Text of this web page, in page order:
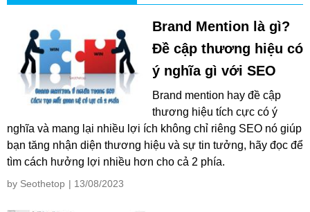
Brand Mention là gì?
Đề cập thương hiệu có
ý nghĩa gì với SEO
Brand mention hay đề cập
thương hiệu tích cực có ý
nghĩa và mang lại nhiều lợi ích không chỉ riêng SEO nó giúp
bạn tăng nhận diện thương hiệu và sự tin tưởng, hãy đọc để
tìm cách hưởng lợi nhiều hơn cho cả 2 phía.
by Seothetop | 13/08/2023